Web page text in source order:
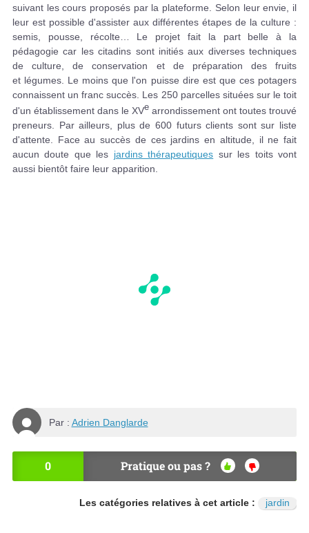
suivant les cours proposés par la plateforme. Selon leur envie, il
leur est possible d'assister aux différentes étapes de la culture :
semis, pousse, récolte… Le projet fait la part belle à la
pédagogie car les citadins sont initiés aux diverses techniques
de culture, de conservation et de préparation des fruits
et légumes. Le moins que l'on puisse dire est que ces potagers
connaissent un franc succès. Les 250 parcelles situées sur le toit
d'un établissement dans le XVe arrondissement ont toutes trouvé
preneurs. Par ailleurs, plus de 600 futurs clients sont sur liste
d'attente. Face au succès de ces jardins en altitude, il ne fait
aucun doute que les jardins thérapeutiques sur les toits vont
aussi bientôt faire leur apparition.
Par : Adrien Danglarde
0 Pratique ou pas ?
OU
NO
N
Les catégories relatives à cet article : jardin